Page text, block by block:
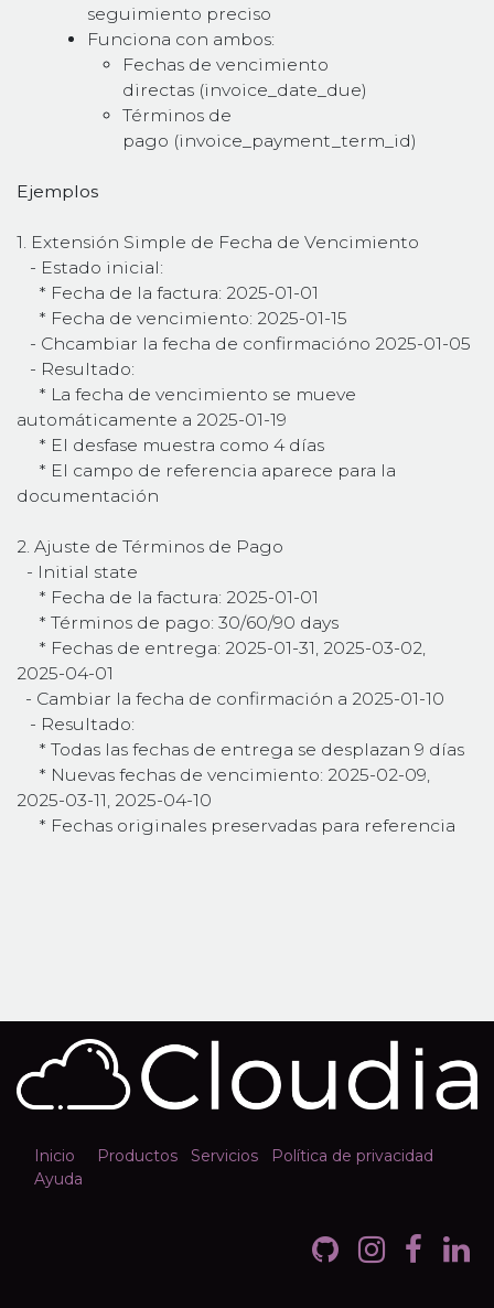
seguimiento preciso
Funciona con ambos:
Fechas de vencimiento
directas (invoice_date_due)
Términos de
pago (invoice_payment_term_id)
Ejemplos
1. Extensión Simple de Fecha de Vencimiento
- Estado inicial:
* Fecha de la factura: 2025-01-01
* Fecha de vencimiento: 2025-01-15
- Chcambiar la fecha de confirmacióno 2025-01-05
- Resultado:
* La fecha de vencimiento se mueve
automáticamente a 2025-01-19
* El desfase muestra como 4 días
* El campo de referencia aparece para la
documentación
2. Ajuste de Términos de Pago
​ - Initial state
* Fecha de la factura: 2025-01-01
* Términos de pago: 30/60/90 days
* Fechas de entrega: 2025-01-31, 2025-03-02,
2025-04-01
- Cambiar la fecha de confirmación a 2025-01-10
- Resultado:
* Todas las fechas de entrega se desplazan 9 días
* Nuevas fechas de vencimiento: 2025-02-09,
2025-03-11, 2025-04-10
* Fechas originales preservadas para referencia
Inicio Productos Servicios
Política de privacidad
Ayuda